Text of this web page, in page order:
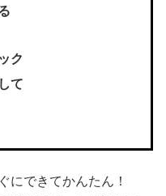
ク
て
にできてかんたん！